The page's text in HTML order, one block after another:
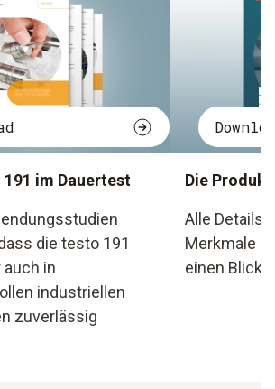
im Dauertest
die testo 191
auch in
industriellen
zuverlässig
Die
Alle Details
Merkmale
einen Blick.